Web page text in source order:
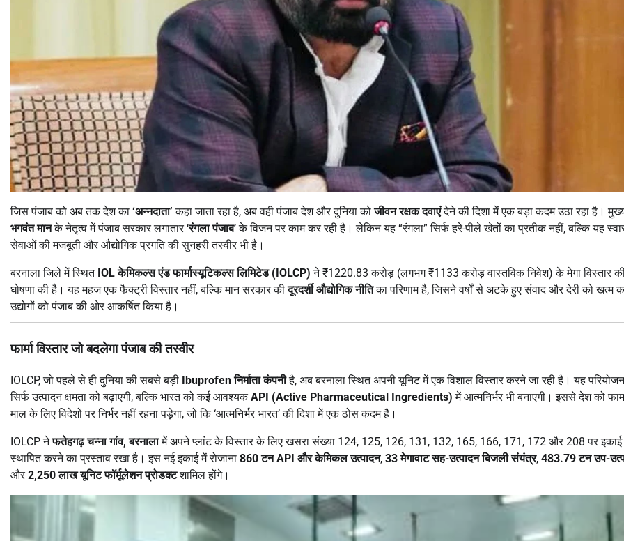
जिस पंजाब को अब तक देश का ‘अन्नदाता’ कहा जाता रहा है, अब वही पंजाब देश और दुनिया कोजीवन रक्षक दवाएंदेने की दिशा में एक बड़ा कदम उठा रहा है।
भगवंत मानके नेतृत्व में पंजाब सरकार लगातार ‘रंगला पंजाब’ के विजन पर काम कर रही है। लेकिन यह “रंगला” सिर्फ हरे-पीले खेतों का प्रतीक नहीं, बल्कि यह
सेवाओं की मजबूती और औद्योगिक प्रगति की सुनहरी तस्वीर भी है।
बरनाला जिले में स्थित IOL केमिकल्स एंड फार्मास्यूटिकल्स लिमिटेड (IOLCP) ने ₹1220.83 करोड़ (लगभग ₹1133 करोड़ वास्तविक निवेश) के मेगा विस्तार
घोषणा की है। यह महज एक फैक्ट्री विस्तार नहीं, बल्कि मान सरकार कीदूरदर्शी औद्योगिक नीतिका परिणाम है, जिसने वर्षों से अटके हुए संवाद और देरी को खत्म
उद्योगों को पंजाब की ओर आकर्षित किया है।
फार्मा विस्तार जो बदलेगा पंजाब की तस्वीर
IOLCP, जो पहले से ही दुनिया की सबसे बड़ी Ibuprofen निर्माता कंपनीहै, अब बरनाला स्थित अपनी यूनिट में एक विशाल विस्तार करने जा रही है। यह
सिर्फ उत्पादन क्षमता को बढ़ाएगी, बल्कि भारत को कई आवश्यकAPI (Active Pharmaceutical Ingredients) में आत्मनिर्भर भी बनाएगी। इससे देश को
माल के लिए विदेशों पर निर्भर नहीं रहना पड़ेगा, जो कि ‘आत्मनिर्भर भारत’ की दिशा में एक ठोस कदम है।
IOLCP नेफतेहगढ़ चन्ना गांव, बरनालामें अपने प्लांट के विस्तार के लिए खसरा संख्या 124, 125, 126, 131, 132, 165, 166, 171, 172 और 208 पर इकाई
स्थापित करने का प्रस्ताव रखा है। इस नई इकाई में रोजाना 860 टन API और केमिकल उत्पादन, 33 मेगावाट सह-उत्पादन बिजली संयंत्र, 483.79 टन उप-
और2,250 लाख यूनिट फॉर्मूलेशन प्रोडक्टशामिल होंगे।